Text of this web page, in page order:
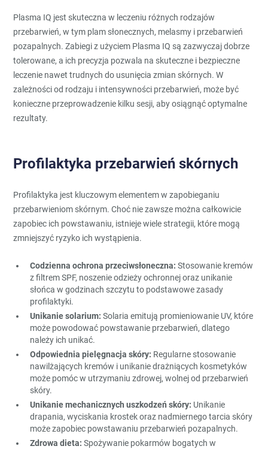
Plasma IQ jest skuteczna w leczeniu różnych rodzajów
przebarwień, w tym plam słonecznych, melasmy i przebarwień
pozapalnych. Zabiegi z użyciem Plasma IQ są zazwyczaj dobrze
tolerowane, a ich precyzja pozwala na skuteczne i bezpieczne
leczenie nawet trudnych do usunięcia zmian skórnych. W
zależności od rodzaju i intensywności przebarwień, może być
konieczne przeprowadzenie kilku sesji, aby osiągnąć optymalne
rezultaty.
Profilaktyka przebarwień skórnych
Profilaktyka jest kluczowym elementem w zapobieganiu
przebarwieniom skórnym. Choć nie zawsze można całkowicie
zapobiec ich powstawaniu, istnieje wiele strategii, które mogą
zmniejszyć ryzyko ich wystąpienia.
Codzienna ochrona przeciwsłoneczna: Stosowanie kremów
z filtrem SPF, noszenie odzieży ochronnej oraz unikanie
słońca w godzinach szczytu to podstawowe zasady
profilaktyki.
Unikanie solarium: Solaria emitują promieniowanie UV, które
może powodować powstawanie przebarwień, dlatego
należy ich unikać.
Odpowiednia pielęgnacja skóry: Regularne stosowanie
nawilżających kremów i unikanie drażniących kosmetyków
może pomóc w utrzymaniu zdrowej, wolnej od przebarwień
skóry.
Unikanie mechanicznych uszkodzeń skóry: Unikanie
drapania, wyciskania krostek oraz nadmiernego tarcia skóry
może zapobiec powstawaniu przebarwień pozapalnych.
Zdrowa dieta: Spożywanie pokarmów bogatych w